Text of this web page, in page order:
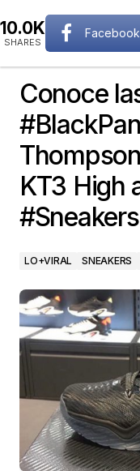
Conoce
KT3 High
#Sneakers
LO+VIRAL SNEAKERS
10.0K
SHARES
Facebook